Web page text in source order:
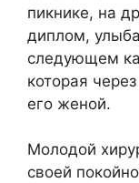
пикнике, на
диплом,
следующем
которая
его женой.
Молодой
своей